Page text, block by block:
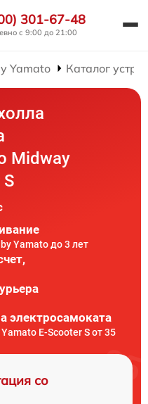
301-67-48
с 9:00 до 21:00
Yamato Каталог
Midway
Yamato до 3 лет
электросамоката
E-Scooter S от 35
со